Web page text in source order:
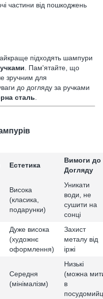
частини від пошкоджень
підходять шампури
. Пам'ятайте, що
зручним для
до догляду за ручками
сталь
Естетика
Вимоги до
Догляду
Висока
(класика,
подарунки)
Уникати
води, не
сушити на
сонці
Дуже висока
(художнє
оформлення)
Захист
металу від
іржі
Середня
(мінімалізм)
Низькі
(можна
в